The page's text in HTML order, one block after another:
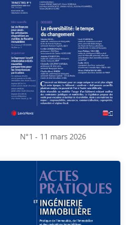
N°1 - 11 mars 2026